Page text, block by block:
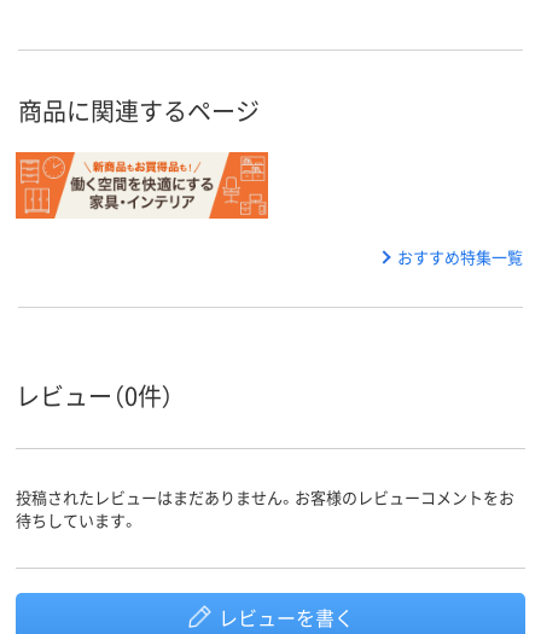
商品に関連するページ
おすすめ特集一覧
レビュー（0件）
投稿されたレビューはまだありません。お客様のレビューコメントをお
待ちしています。
レビューを書く